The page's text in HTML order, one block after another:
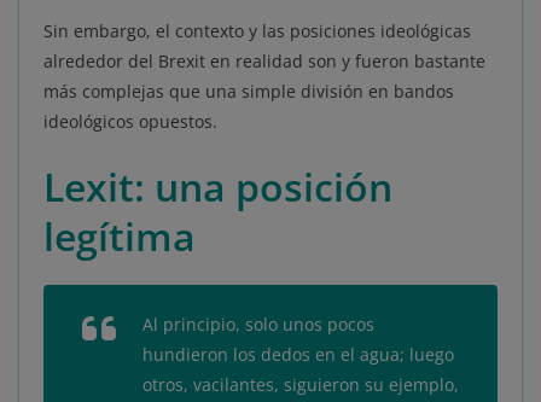
Sin embargo, el contexto y las posiciones ideológicas
alrededor del Brexit en realidad son y fueron bastante
más complejas que una simple división en bandos
ideológicos opuestos.
Lexit: una posición
legítima
Al principio, solo unos pocos
hundieron los dedos en el agua; luego
otros, vacilantes, siguieron su ejemplo,